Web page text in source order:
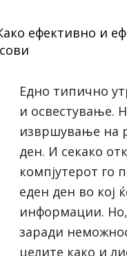
Едно типично
и освестување.
извршување на
ден. И секако
компјутерот го
еден ден во кој
информации.
заради
целите како и